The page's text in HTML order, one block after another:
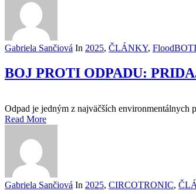
Gabriela Sančiová In 2025, ČLÁNKY, FloodBOTI
BOJ PROTI ODPADU:
Odpad je jedným z najväčších environmentálnych
Read More
Gabriela Sančiová In 2025, CIRCOTRONIC,